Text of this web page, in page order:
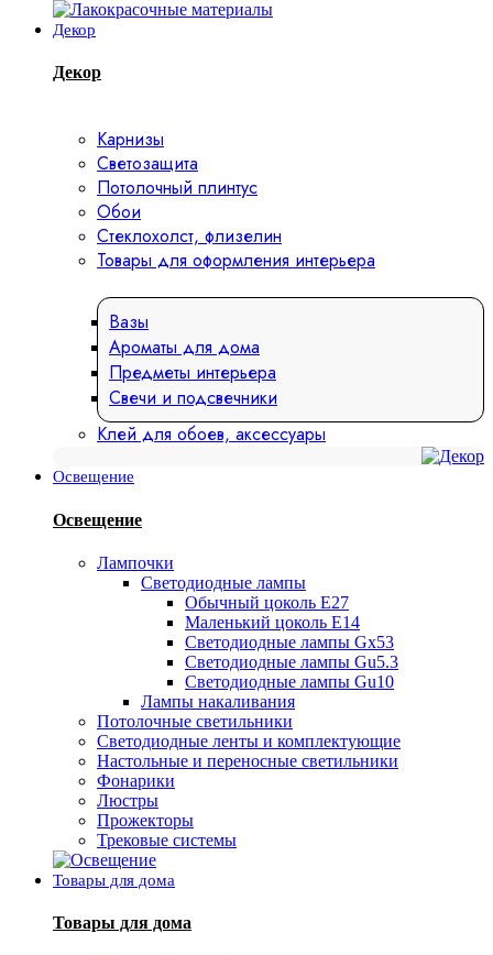
Декор
Декор
Карнизы
Светозащита
Потолочный плинтус
Обои
Стеклохолст, флизелин
Товары для оформления интерьера
Вазы
Ароматы для дома
Предметы интерьера
Свечи и подсвечники
Клей для обоев, аксессуары
Освещение
Освещение
Лампочки
Светодиодные лампы
Обычный цоколь Е27
Маленький цоколь Е14
Светодиодные лампы Gx53
Светодиодные лампы Gu5.3
Светодиодные лампы Gu10
Лампы накаливания
Потолочные светильники
Светодиодные ленты и комплектующие
Настольные и переносные светильники
Фонарики
Люстры
Прожекторы
Трековые системы
Товары для дома
Товары для дома